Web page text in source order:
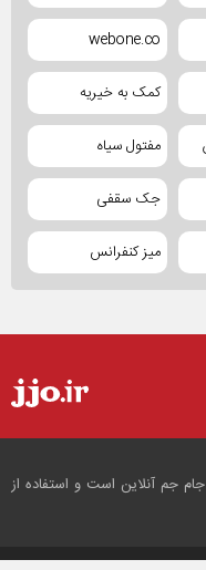
webone.co
کمک به خیریه
مفتول سیاه
جک سقفی
میز کنفرانس
جم آنلاین است و استفاده از